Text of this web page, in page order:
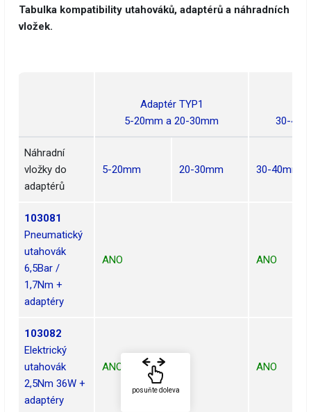
Tabulka kompatibility utahováků, adaptérů a náhradních
vložek.
Adaptér TYP1
5-20mm a 20-30mm
30-
Náhradní
vložky do
adaptérů
5-20mm 20-30mm 30-40mm
103081
Pneumatický
utahovák
6,5Bar /
1,7Nm +
adaptéry
ANO ANO
103082
Elektrický
utahovák
2,5Nm 36W +
adaptéry
ANO ANO
posuňte doleva